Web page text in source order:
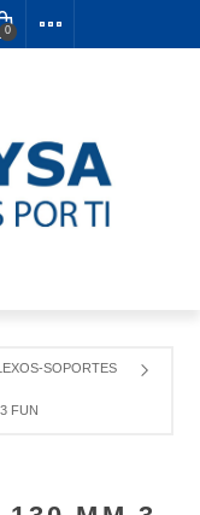
0
SOPORTES
FUNCIONES ORO CEPILLADO